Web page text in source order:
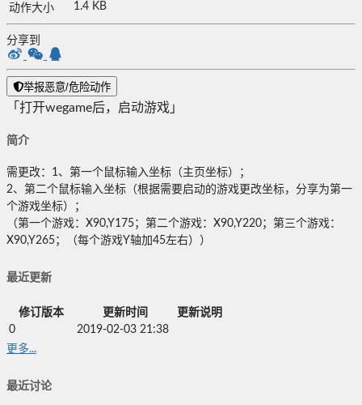
动作大小
1.4 KB
分享到
举报恶意/危险动作
「打开wegame后，启动游戏」
简介
需更改：1、第一个鼠标输入坐标（主页坐标）；
2、第二个鼠标输入坐标（根据需要启动的游戏更改坐标，分享为第一
个游戏坐标）；
（第一个游戏：X90,Y175；第二个游戏：X90,Y220；第三个游戏：
X90,Y265；（每个游戏Y轴加45左右））
最近更新
修订版本 更新时间
更新说明
0
2019-02-03 21:38
更多...
最近讨论